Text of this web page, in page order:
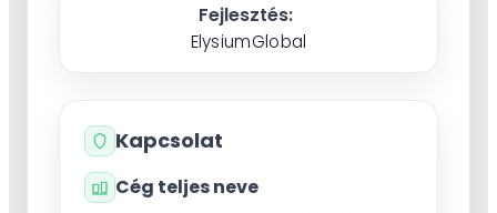
Fejlesztés:
ElysiumGlobal
Kapcsolat
Cég teljes neve